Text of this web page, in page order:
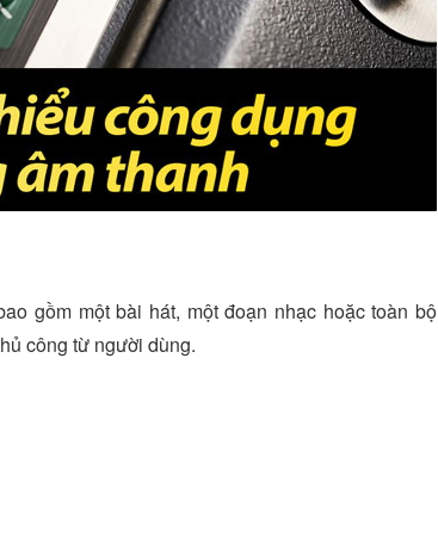
gồm một bài hát, một đoạn nhạc hoặc toàn bộ
công từ người dùng.